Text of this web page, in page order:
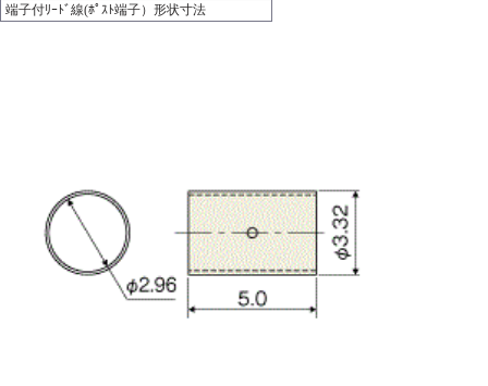
端子付ﾘｰﾄﾞ線(ﾎﾟｽﾄ端子）形状寸法